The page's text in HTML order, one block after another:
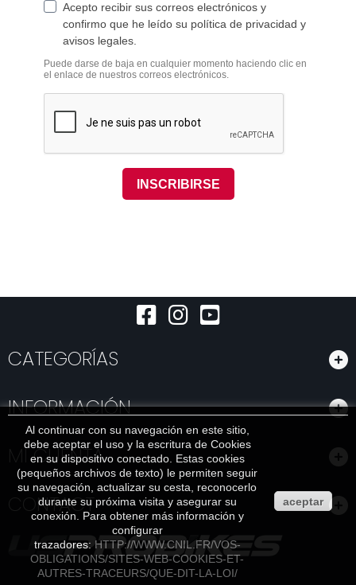
CATEGORÍAS
INFORMACIÓN
MI CUENTA
CONTACT
Al continuar con su navegación en este sitio,
debe aceptar el uso y la escritura de Cookies
en su dispositivo conectado. Estas cookies
(pequeños archivos de texto) le permiten seguir
su navegación, actualizar su cesta, reconocerlo
durante su próxima visita y asegurar su
conexión. Para obtener más información y
configurar
trazadores: HTTP://WWW.CNIL.FR/VOS-
OBLIGATIONS/SITES-WEB-COOKIES-ET-
AUTRES-TRACEURS/QUE-DIT-LA-LOI/
aceptar